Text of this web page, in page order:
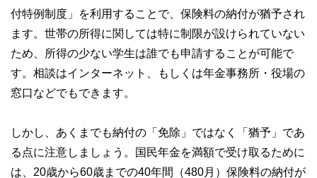
付特例制度」を利用することで、保険料の納付が猶予され
ます。世帯の所得に関しては特に制限が設けられていない
ため、所得の少ない学生は誰でも申請することが可能で
す。相談はインターネット、もしくは年金事務所・役場の
窓口などでもできます。
しかし、あくまでも納付の「免除」ではなく「猶予」であ
る点に注意しましょう。国民年金を満額で受け取るために
は、20歳から60歳までの40年間（480月）保険料の納付が